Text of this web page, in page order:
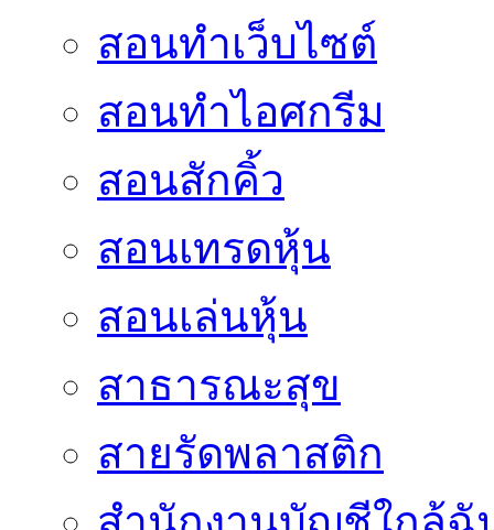
สอนทำเว็บไซต์
สอนทำไอศกรีม
สอนสักคิ้ว
สอนเทรดหุ้น
สอนเล่นหุ้น
สาธารณะสุข
สายรัดพลาสติก